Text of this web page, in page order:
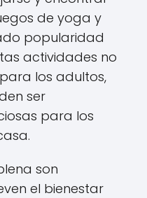
de yoga y
popularidad
actividades no
los adultos,
ser
para los
son
el bienestar